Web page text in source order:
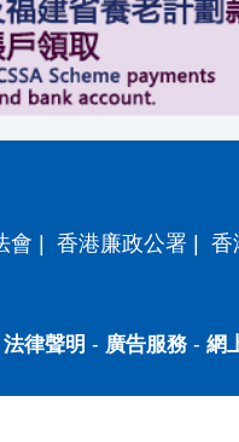
會 香港廉政公署 香
法律聲明 - 廣告服務- 網